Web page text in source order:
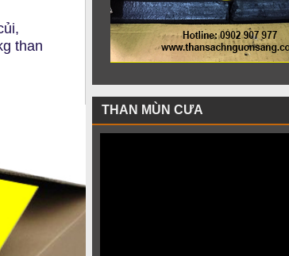
than
THAN MÙN CƯA